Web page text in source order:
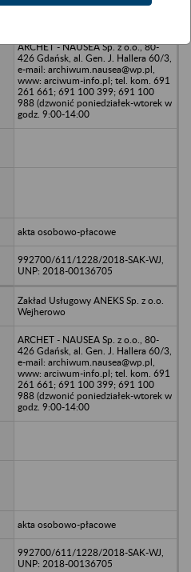
ASTOR Sp. z o.o. w upadłości, 84-
ARCHET - NAUSEA Sp. z o.o., 80-
426 Gdańsk, al. Gen. J. Hallera 60/3,
e-mail: archiwum.nausea@wp.pl,
www: arciwum-info.pl; tel. kom. 691
261 661; 691 100 399; 691 100
988 (dzwonić poniedziałek-wtorek w
godz. 9:00-14:00
akta osobowo-płacowe
992700/611/1228/2018-SAK-WJ,
UNP: 2018-00136705
Zakład Usługowy ANEKS Sp. z o.o.
Wejherowo
ARCHET - NAUSEA Sp. z o.o., 80-
426 Gdańsk, al. Gen. J. Hallera 60/3,
e-mail: archiwum.nausea@wp.pl,
www: arciwum-info.pl; tel. kom. 691
261 661; 691 100 399; 691 100
988 (dzwonić poniedziałek-wtorek w
godz. 9:00-14:00
akta osobowo-płacowe
992700/611/1228/2018-SAK-WJ,
UNP: 2018-00136705